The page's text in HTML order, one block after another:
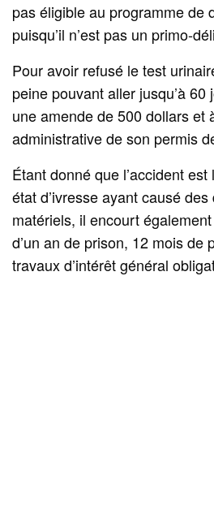
pas éligible au programme de
puisqu’il n’est pas un primo-
Pour avoir refusé le test
peine pouvant aller jusqu’à
une amende de 500 dollars et
administrative de son permis
Étant donné que l’accident
état d’ivresse ayant causé
matériels, il encourt
d’un an de prison, 12 mois de
travaux d’intérêt général